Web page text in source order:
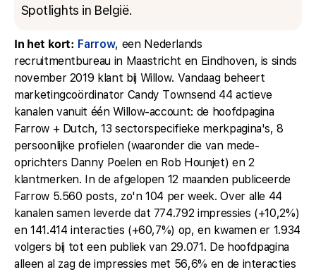
Spotlights in België.
In het kort: Farrow, een Nederlands
recruitmentbureau in Maastricht en Eindhoven, is sinds
november 2019 klant bij Willow. Vandaag beheert
marketingcoördinator Candy Townsend 44 actieve
kanalen vanuit één Willow-account: de hoofdpagina
Farrow + Dutch, 13 sectorspecifieke merkpagina's, 8
persoonlijke profielen (waaronder die van mede-
oprichters Danny Poelen en Rob Hounjet) en 2
klantmerken. In de afgelopen 12 maanden publiceerde
Farrow 5.560 posts, zo'n 104 per week. Over alle 44
kanalen samen leverde dat 774.792 impressies (+10,2%)
en 141.414 interacties (+60,7%) op, en kwamen er 1.934
volgers bij tot een publiek van 29.071. De hoofdpagina
alleen al zag de impressies met 56,6% en de interacties